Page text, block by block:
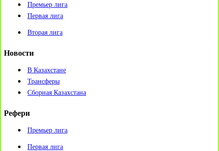
Премьер лига
Первая лига
Вторая лига
Новости
В Казахстане
Трансферы
Сборная Казахстана
Рефери
Премьер лига
Первая лига